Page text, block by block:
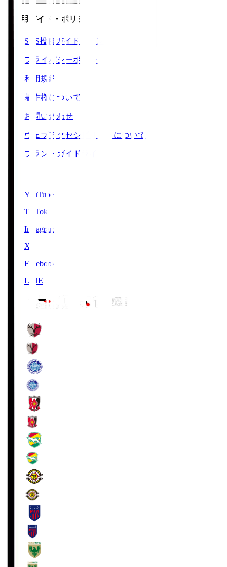
ご利用ガイド・ポリシー
SNS投稿ガイドライン
プライバシーポリシー
利用規約
著作権について
お問い合わせ
ウェブアクセシビリティについて
ブランドガイドライン
YouTube
TikTok
Instagram
X
Facebook
LINE